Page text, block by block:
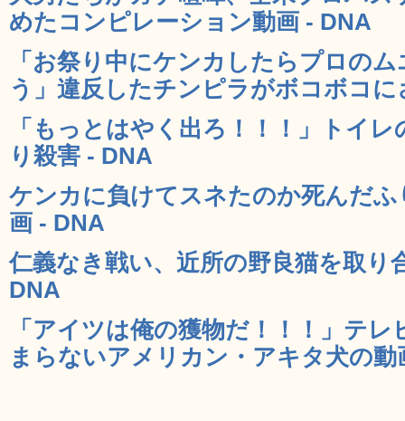
めたコンピレーション動画 - DNA
「お祭り中にケンカしたらプロの
う」違反したチンピラがボコボコ
「もっとはやく出ろ！！！」トイ
り殺害 - DNA
ケンカに負けてスネたのか死んだ
画 - DNA
仁義なき戦い、近所の野良猫を取り
DNA
「アイツは俺の獲物だ！！！」テ
まらないアメリカン・アキタ犬の動